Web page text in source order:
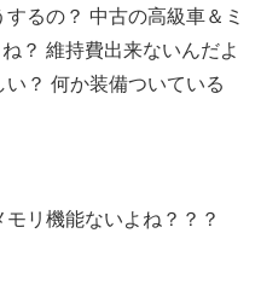
るの？ 中古の高級車＆ミ
？ 維持費出来ないんだよ
？ 何か装備ついている
リ機能ないよね？？？